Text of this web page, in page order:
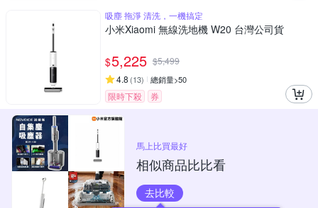
吸塵 拖淨 清洗，一機搞定
小米Xiaomi 無線洗地機 W20 台灣公司貨
$5,225 $5,499
4.8 (13) 總銷量>50
限時下殺 券
馬上比買最好
相似商品比比看
去比較